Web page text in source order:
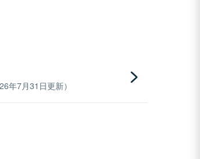
年7月31日更新）